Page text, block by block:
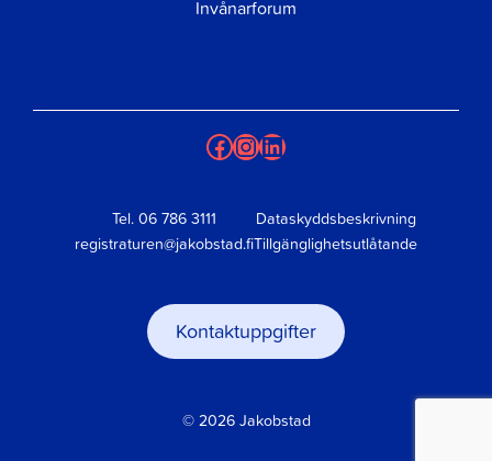
Invånarforum
Facebook
Instagram
LinkedIn
Tel. 06 786 3111
registraturen@jakobstad.fi
Dataskyddsbeskrivning
Tillgänglighetsutlåtande
Kontaktuppgifter
© 2026 Jakobstad